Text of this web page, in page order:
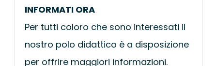
INFORMATI ORA
Per tutti coloro che sono interessati il
nostro polo didattico è a disposizione
per offrire maggiori informazioni.